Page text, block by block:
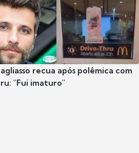
recua após polêmica com
"Fui imaturo"